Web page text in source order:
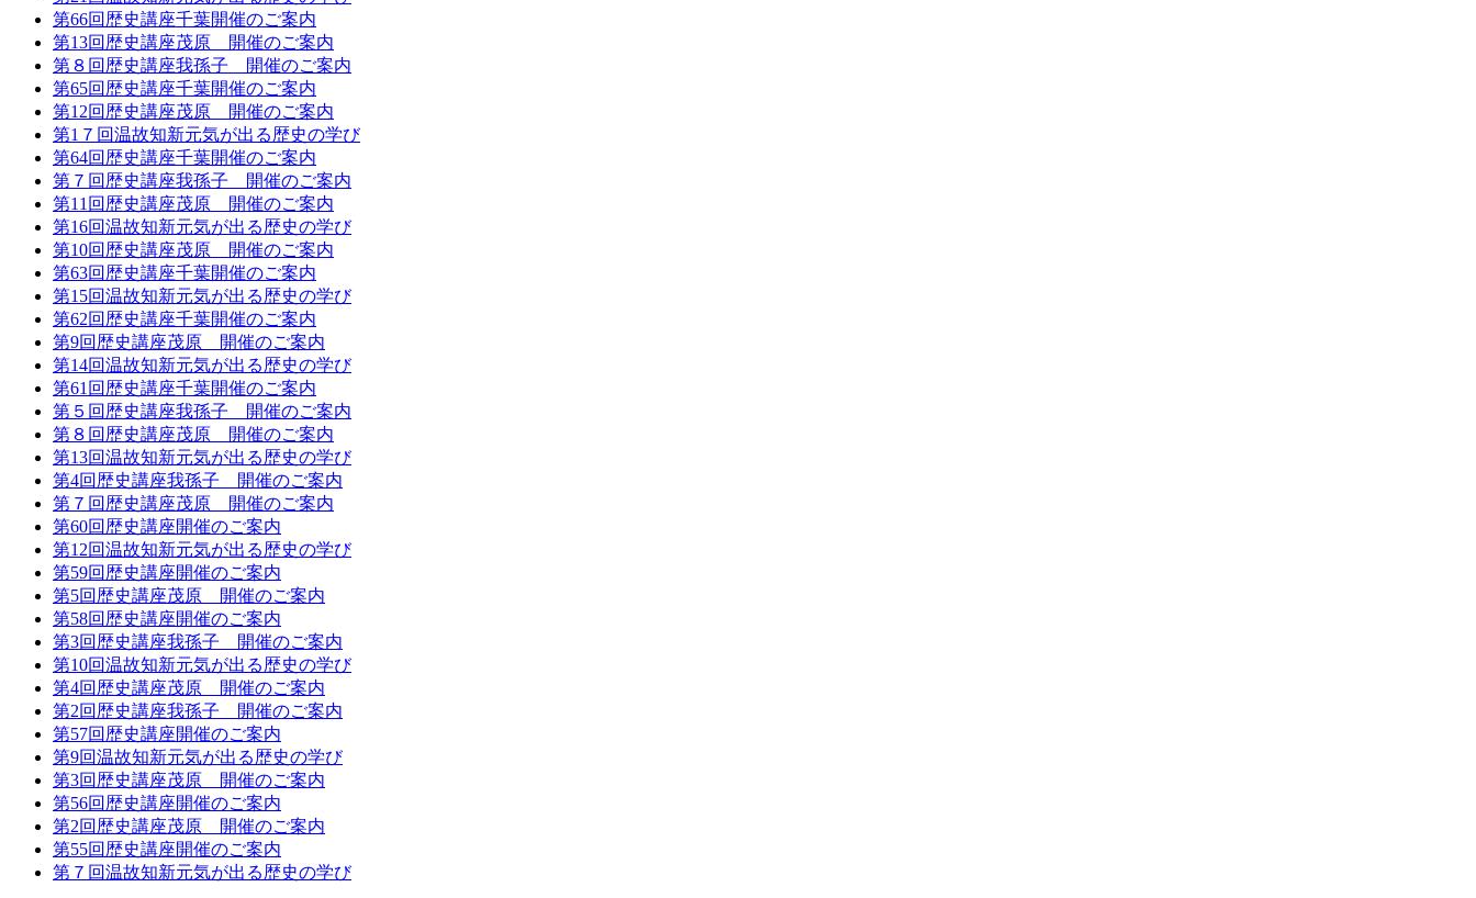
第66回歴史講座千葉開催のご案内
第13回歴史講座茂原 開催のご案内
第８回歴史講座我孫子 開催のご案内
第65回歴史講座千葉開催のご案内
第12回歴史講座茂原 開催のご案内
第1７回温故知新元気が出る歴史の学び
第64回歴史講座千葉開催のご案内
第７回歴史講座我孫子 開催のご案内
第11回歴史講座茂原 開催のご案内
第16回温故知新元気が出る歴史の学び
第10回歴史講座茂原 開催のご案内
第63回歴史講座千葉開催のご案内
第15回温故知新元気が出る歴史の学び
第62回歴史講座千葉開催のご案内
第9回歴史講座茂原 開催のご案内
第14回温故知新元気が出る歴史の学び
第61回歴史講座千葉開催のご案内
第５回歴史講座我孫子 開催のご案内
第８回歴史講座茂原 開催のご案内
第13回温故知新元気が出る歴史の学び
第4回歴史講座我孫子 開催のご案内
第７回歴史講座茂原 開催のご案内
第60回歴史講座開催のご案内
第12回温故知新元気が出る歴史の学び
第59回歴史講座開催のご案内
第5回歴史講座茂原 開催のご案内
第58回歴史講座開催のご案内
第3回歴史講座我孫子 開催のご案内
第10回温故知新元気が出る歴史の学び
第4回歴史講座茂原 開催のご案内
第2回歴史講座我孫子 開催のご案内
第57回歴史講座開催のご案内
第9回温故知新元気が出る歴史の学び
第3回歴史講座茂原 開催のご案内
第56回歴史講座開催のご案内
第2回歴史講座茂原 開催のご案内
第55回歴史講座開催のご案内
第７回温故知新元気が出る歴史の学び